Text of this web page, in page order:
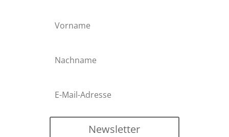
Newsletter